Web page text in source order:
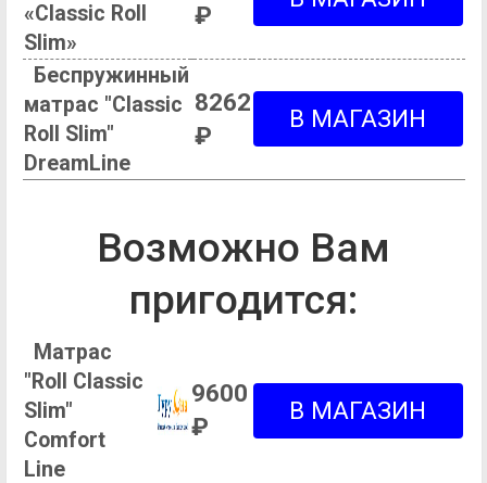
«Classic Roll
Slim»
₽
Беспружинный
матрас "Classic
Roll Slim"
DreamLine
8262
₽
Возможно Вам
пригодится:
Матрас
"Roll Classic
Slim"
Comfort
Line
9600
₽